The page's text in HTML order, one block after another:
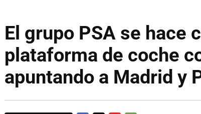
El grupo PSA se hace
plataforma de coche
apuntando a Madrid y